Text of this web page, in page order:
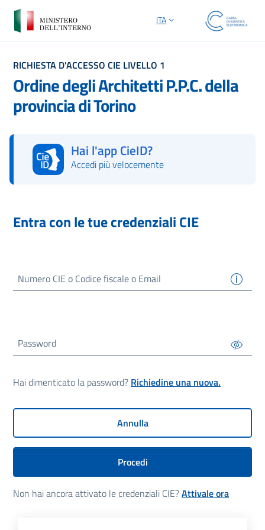
SELEZIONE LINGUA: LINGUA
ITA
RICHIESTA D'ACCESSO CIE LIVELLO 1
Ordine degli Architetti P.P.C. della
provincia di Torino
Hai l'app CieID?
Accedi più velocemente
Entra con le tue credenziali CIE
NumeroCIE o Codice fiscale o Email
Password
Hai dimenticato la password? Richiedine una nuova.
Annulla
Procedi
Non hai ancora attivato le credenziali CIE?Attivale ora